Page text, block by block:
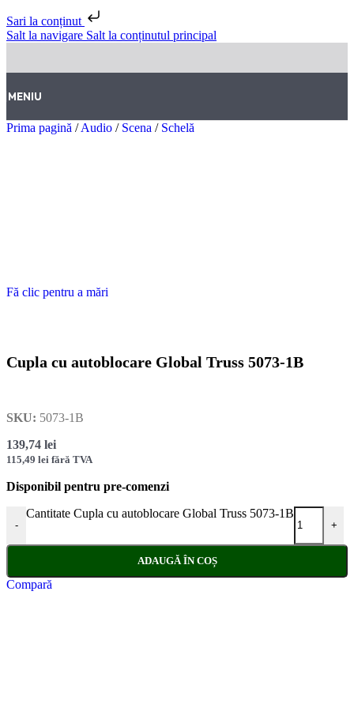
Sari la conținut
Salt la navigare Salt la conținutul principal
MENIU
Prima pagină / Audio / Scena / Schelă
Fă clic pentru a mări
Cupla cu autoblocare Global Truss 5073-1B
SKU: 5073-1B
139,74 lei
115,49 lei fără TVA
Disponibil pentru pre-comenzi
-
Cantitate Cupla cu autoblocare Global Truss 5073-1B
+
ADAUGĂ ÎN COȘ
Compară